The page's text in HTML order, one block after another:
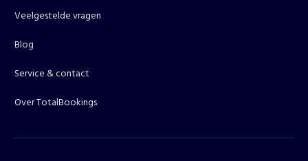
Veelgestelde vragen
Blog
Service & contact
Over TotalBookings